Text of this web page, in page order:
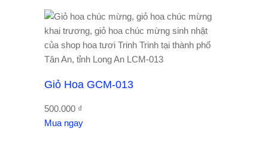
Giỏ Hoa GCM-013
500.000 ₫
Mua ngay